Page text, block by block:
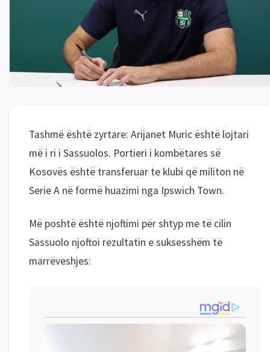
Tashmë është zyrtare: Arijanet Muric është lojtari
më i ri i Sassuolos. Portieri i kombëtares së
Kosovës është transferuar te klubi që militon në
Serie A në formë huazimi nga Ipswich Town.
Më poshtë është njoftimi për shtyp me të cilin
Sassuolo njoftoi rezultatin e suksesshëm të
marrëveshjes: